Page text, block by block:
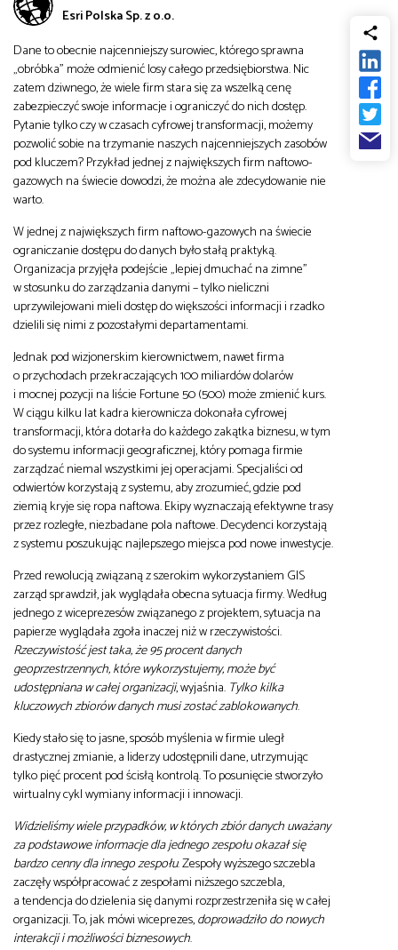
od
do
Infrastruktura i telekomunikacja
Turystyka i rekreacja
Architektura, inżynieria i budownictwo
Esri Polska Sp. z o.o.
Dane to obecnie najcenniejszy surowiec, którego sprawna
„obróbka” może odmienić losy całego przedsiębiorstwa. Nic
zatem dziwnego, że wiele firm stara się za wszelką cenę
zabezpieczyć swoje informacje i ograniczyć do nich dostęp.
Pytanie tylko czy w czasach cyfrowej transformacji, możemy
pozwolić sobie na trzymanie naszych najcenniejszych zasobów
pod kluczem? Przykład jednej z największych firm naftowo-
gazowych na świecie dowodzi, że można ale zdecydowanie nie
warto.
W jednej z największych firm naftowo-gazowych na świecie
ograniczanie dostępu do danych było stałą praktyką.
Organizacja przyjęła podejście „lepiej dmuchać na zimne”
w stosunku do zarządzania danymi – tylko nieliczni
uprzywilejowani mieli dostęp do większości informacji i rzadko
dzielili się nimi z pozostałymi departamentami.
Jednak pod wizjonerskim kierownictwem, nawet firma
o przychodach przekraczających 100 miliardów dolarów
i mocnej pozycji na liście Fortune 50 (500) może zmienić kurs.
W ciągu kilku lat kadra kierownicza dokonała cyfrowej
transformacji, która dotarła do każdego zakątka biznesu, w tym
do systemu informacji geograficznej, który pomaga firmie
zarządzać niemal wszystkimi jej operacjami. Specjaliści od
odwiertów korzystają z systemu, aby zrozumieć, gdzie pod
ziemią kryje się ropa naftowa. Ekipy wyznaczają efektywne trasy
przez rozległe, niezbadane pola naftowe. Decydenci korzystają
z systemu poszukując najlepszego miejsca pod nowe inwestycje.
Przed rewolucją związaną z szerokim wykorzystaniem GIS
zarząd sprawdził, jak wyglądała obecna sytuacja firmy. Według
jednego z wiceprezesów związanego z projektem, sytuacja na
papierze wyglądała zgoła inaczej niż w rzeczywistości.
Rzeczywistość jest taka, że 95 procent danych
geoprzestrzennych, które wykorzystujemy, może być
udostępniana w całej organizacji, wyjaśnia. Tylko kilka
kluczowych zbiorów danych musi zostać zablokowanych.
Kiedy stało się to jasne, sposób myślenia w firmie uległ
drastycznej zmianie, a liderzy udostępnili dane, utrzymując
tylko pięć procent pod ścisłą kontrolą. To posunięcie stworzyło
wirtualny cykl wymiany informacji i innowacji.
Widzieliśmy wiele przypadków, w których zbiór danych uważany
za podstawowe informacje dla jednego zespołu okazał się
bardzo cenny dla innego zespołu. Zespoły wyższego szczebla
zaczęły współpracować z zespołami niższego szczebla,
a tendencja do dzielenia się danymi rozprzestrzeniła się w całej
organizacji. To, jak mówi wiceprezes,doprowadziło do nowych
interakcji i możliwości biznesowych.